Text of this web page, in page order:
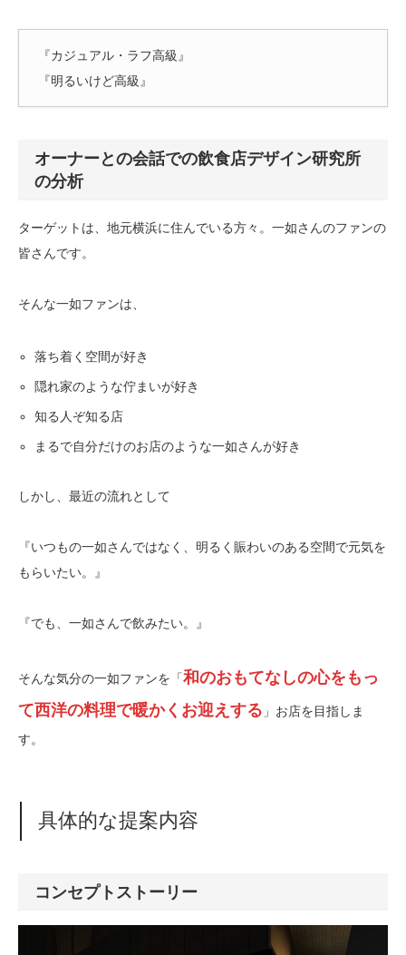
『カジュアル・ラフ高級』
『明るいけど高級』
オーナーとの会話での飲食店デザイン研究所
の分析
ターゲットは、地元横浜に住んでいる方々。一如さんのファンの
皆さんです。
そんな一如ファンは、
落ち着く空間が好き
隠れ家のような佇まいが好き
知る人ぞ知る店
まるで自分だけのお店のような一如さんが好き
しかし、最近の流れとして
『いつもの一如さんではなく、明るく賑わいのある空間で元気を
もらいたい。』
『でも、一如さんで飲みたい。』
そんな気分の一如ファンを「和のおもてなしの心をもっ
て西洋の料理で暖かくお迎えする 」お店を目指しま
す。
具体的な提案内容
コンセプトストーリー